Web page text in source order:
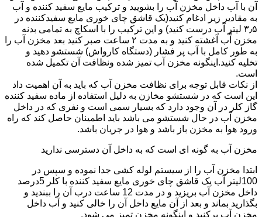
آن با آب داخل مخزن آب را بشویید و ترکیب مایع سفید کننده و آب
به مقادیر زیر ادغام کنید(یک قاشق چای خوری مایع سفیدکننده در
۳٫۵ لیتر آب درست کنید) و این ترکیب را با اسکاچ به تمامی بدنه
مخزن آّب آغشته کنید و به مدت ۲ ساعت صبر کنید بعد مخزن آب را
به طور کامل با آب پر فشار (دستگاه کارواش) شستشو دهید و
تخلیه کنید.اینگونه مخزن آب تمیز شده ونظافت آن تکمیل شده
است.
از نکات قابل توجه برای نظافت مخزن آب که باید به آن اهمیت داد
این است که در شستشو مخازن به دلیل استفاده از ماده سفید کننده
گاز کلر در آن وجود دارد که بسیار سمی است و نفری که در داخل
مخزن آب در حال شستشو می باشد باید اطمینان حاصل کند که راه
ورود هوا به مخزن باز باشد و هوا در جریان باشد.
مخزن آب به گونه ای است که به داخل آن دسترسی ندارید
ابتدا مخزن آب را از سیستم لوله کشی جدا نموده و سپس در
100لیتر آب یک قاشق چای خوری مایع سفید کننده با کلر 5درصد
داخل مخزن آب بریزید و در مدت 12 ساعت درب آن را ببندید و
بگذارید بماند و بعد از آن مایع داخل آن را خالی کنید و آب داخل
مخزن آب پرکنید و اینگونه مخزن تمیز می شود.